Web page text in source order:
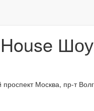
Шоу
проспект Москва, пр-т